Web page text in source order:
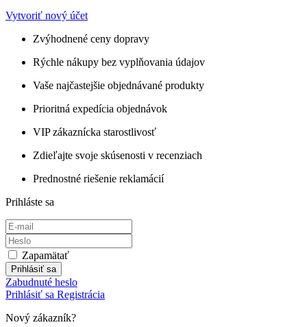
Vytvoriť nový účet
Zvýhodnené ceny dopravy
Rýchle nákupy bez vyplňovania údajov
Vaše najčastejšie objednávané produkty
Prioritná expedícia objednávok
VIP zákaznícka starostlivosť
Zdieľajte svoje skúsenosti v recenziach
Prednostné riešenie reklamácií
Prihláste sa
Zapamätať
Prihlásiť sa
Zabudnuté heslo
Prihlásiť sa Registrácia
Nový zákazník?